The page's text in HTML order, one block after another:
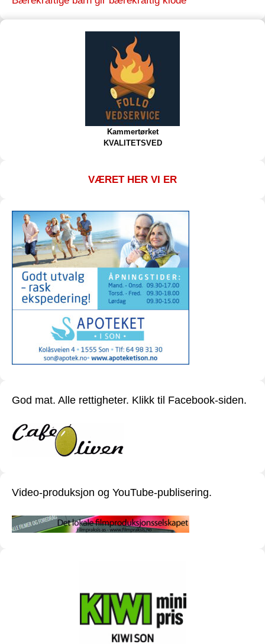
Kammertørket
KVALITETSVED
VÆRET HER VI ER
God mat. Alle rettigheter. Klikk til Facebook-siden.
Video-produksjon og YouTube-publisering.